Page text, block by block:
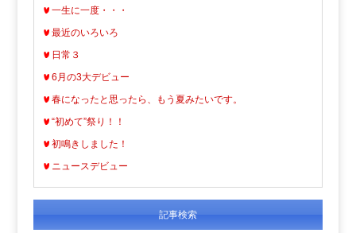
一生に一度・・・
最近のいろいろ
日常３
6月の3大デビュー
春になったと思ったら、もう夏みたいです。
“初めて”祭り！！
初鳴きしました！
ニュースデビュー
記事検索